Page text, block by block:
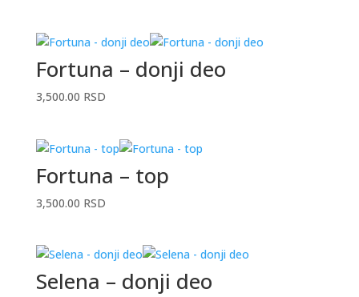
Fortuna – donji deo
3,500.00 RSD
Fortuna – top
3,500.00 RSD
Selena – donji deo